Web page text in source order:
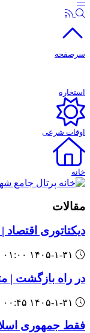
سرصفحه
استخاره
اوقات شرعی
خانه
پرتال جامع
مقالات
دیکتاتوری‌
‌‌در راه بازگشت |
‌‌فقط جمهوری